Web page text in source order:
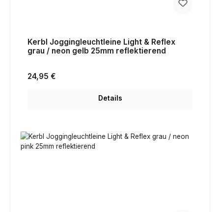
Kerbl Joggingleuchtleine Light & Reflex
grau / neon gelb 25mm reflektierend
Regulärer Preis:
24,95 €
Details